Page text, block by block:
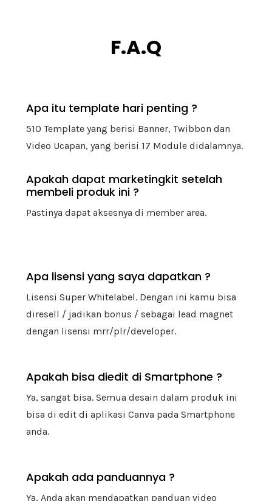
F.A.Q
Apa itu template hari penting ?
510 Template yang berisi Banner, Twibbon dan
Video Ucapan, yang berisi 17 Module didalamnya.
Apakah dapat marketingkit setelah
membeli produk ini ?
Pastinya dapat aksesnya di member area.
Apa lisensi yang saya dapatkan ?
Lisensi Super Whitelabel. Dengan ini kamu bisa
diresell / jadikan bonus / sebagai lead magnet
dengan lisensi mrr/plr/developer.
Apakah bisa diedit di Smartphone ?
Ya, sangat bisa. Semua desain dalam produk ini
bisa di edit di aplikasi Canva pada Smartphone
anda.
Apakah ada panduannya ?
Ya, Anda akan mendapatkan panduan video